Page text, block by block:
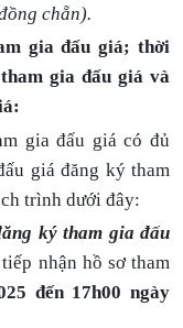
chẵn).
gia đấu giá; thời
gia đấu giá và
gia đấu giá có đủ
giá đăng ký tham
trình dưới đây:
ký tham gia đấu
nhận hồ sơ tham
đến 17h00 ngày